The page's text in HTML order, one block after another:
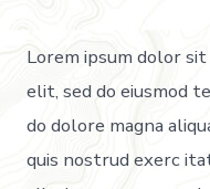
Lorem ipsum dolor
elit, sed do eiusmod
do dolore magna
quis nostrud exerc